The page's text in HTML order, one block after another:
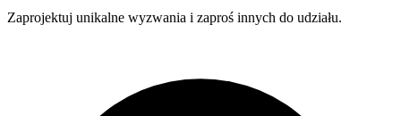
Zaprojektuj unikalne wyzwania i zaproś innych do udziału.